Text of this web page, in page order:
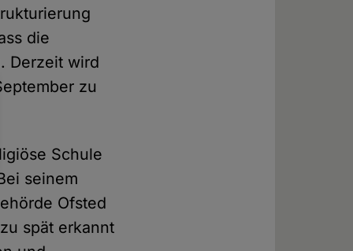
die
Derzeit wird
zu
Schule
seinem
Ofsted
spät erkannt